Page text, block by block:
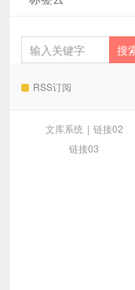
RSS订阅
文库系统 | 链接02
链接03